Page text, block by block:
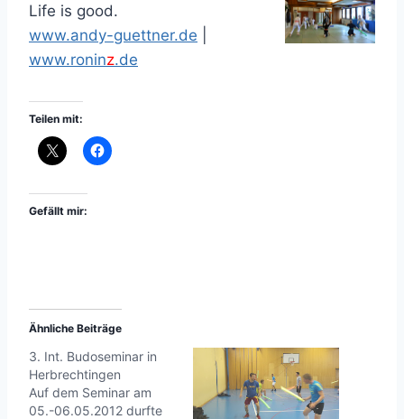
Life is good.
www.andy-guettner.de
www.roninz.de
Teilen mit:
Gefällt mir:
Ähnliche Beiträge
3. Int. Budoseminar in
Herbrechtingen
Auf dem Seminar am
05.-06.05.2012 durfte